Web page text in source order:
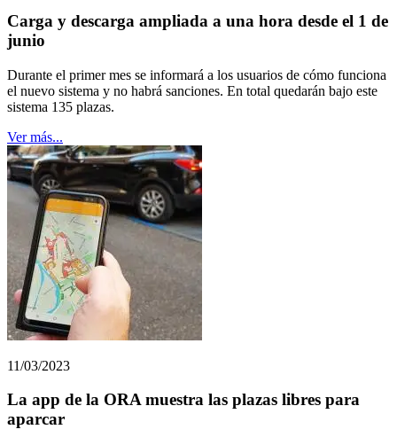
Carga y descarga ampliada a una hora desde el 1 de
junio
Durante el primer mes se informará a los usuarios de cómo funciona
el nuevo sistema y no habrá sanciones. En total quedarán bajo este
sistema 135 plazas.
Ver más...
11/03/2023
La app de la ORA muestra las plazas libres para
aparcar